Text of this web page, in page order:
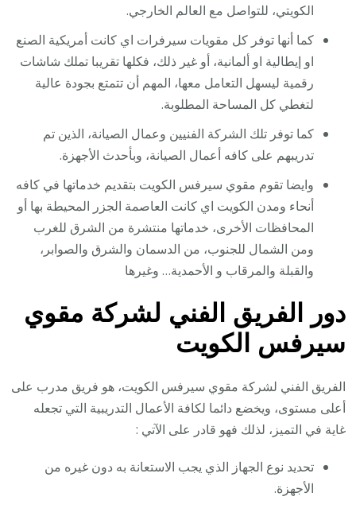
الكويتي، للتواصل مع العالم الخارجي.
كما أنها توفر كل مقويات سيرفرات اي كانت أمريكية الصنع
او إيطالية او ألمانية، أو غير ذلك، فكلها تقريبا تملك شاشات
رقمية ليسهل التعامل معها، المهم أن تتمتع بجودة عالية
لتغطي كل المساحة المطلوبة.
كما توفر تلك الشركة الفنيين وعمال الصيانة، الذين تم
تدريبهم على كافه أعمال الصيانة، وبأحدث الأجهزة.
وايضا تقوم مقوي سيرفس الكويت بتقديم خدماتها في كافه
أنحاء ومدن الكويت اي كانت العاصمة الجزر المحيطة بها أو
المحافظات الأخرى، خدماتها منتشرة من الشرق للغرب
ومن الشمال للجنوب، من الدسمان والشرق والصوابر،
والقبلة والمرقاب و الأحمدية… وغيرها
دور الفريق الفني لشركة مقوي
سيرفس الكويت
الفريق الفني لشركة مقوي سيرفس الكويت، هو فريق مدرب على
أعلى مستوى، ويخضع دائما لكافة الأعمال التدريبية التي تجعله
غاية في التميز، لذلك فهو قادر على الآتي :
تحديد نوع الجهاز الذي يجب الاستعانة به دون غيره من
الأجهزة.